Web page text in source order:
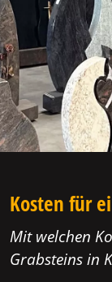
Kosten für
Mit welchen
Grabsteins in